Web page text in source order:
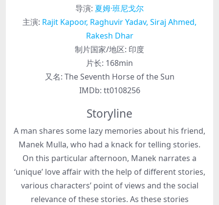
导演: 夏姆·班尼戈尔
主演: Rajit Kapoor, Raghuvir Yadav, Siraj Ahmed,
Rakesh Dhar
制片国家/地区: 印度
片长: 168min
又名: The Seventh Horse of the Sun
IMDb: tt0108256
Storyline
A man shares some lazy memories about his friend,
Manek Mulla, who had a knack for telling stories.
On this particular afternoon, Manek narrates a
‘unique’ love affair with the help of different stories,
various characters’ point of views and the social
relevance of these stories. As these stories